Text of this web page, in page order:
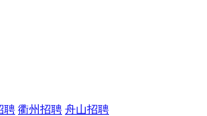
聘 衢州招聘 舟山招聘